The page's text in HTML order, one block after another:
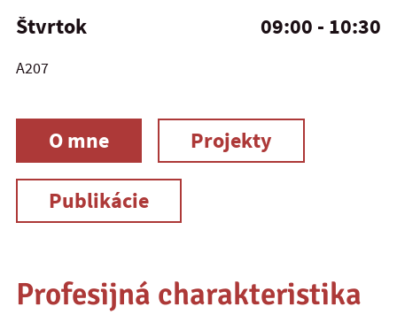
Štvrtok 09:00 - 10:30
A207
O mne Projekty
Publikácie
Profesijná charakteristika